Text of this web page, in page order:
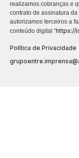
realizamos cobranças e
contrato de assinatura
autorizamos terceiros a
conteúdo digital “https://
Política de Privacidade